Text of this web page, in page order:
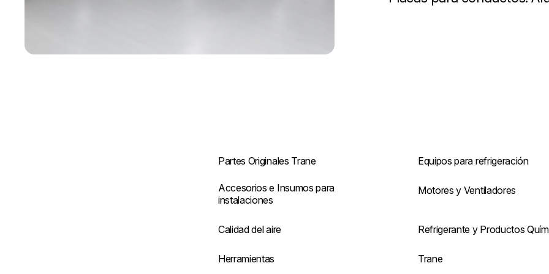
Partes Originales Trane Equipos para refrigeración
Accesorios e Insumos para
instalaciones
Motores y Ventiladores
Calidad del aire Refrigerante y Productos
Herramientas Trane